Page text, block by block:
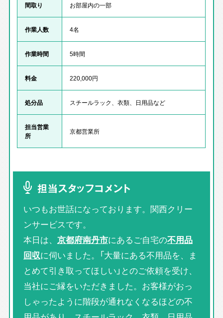
間取り お部屋内の一部
作業人数 4名
作業時間 5時間
料金 220,000円
処分品 スチールラック、衣類、日用品など
担当営業
所
京都営業所
担当スタッフコメント
いつもお世話になっております。関西クリー
ンサービスです。
本日は、 京都府南丹市にあるご自宅の不用品
回収に伺いました。「大量にある不用品を、ま
とめて引き取ってほしい」とのご依頼を受け、
当社にご縁をいただきました。お客様がおっ
しゃったように階段が通れなくなるほどの不